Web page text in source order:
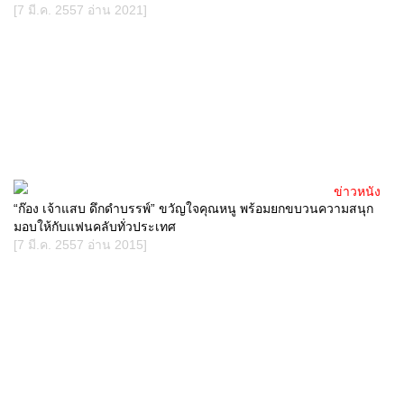
[7 มี.ค. 2557 อ่าน 2021]
“ก๊อง เจ้าแสบ ดึกดำบรรพ์” ขวัญใจคุณหนู พร้อมยกขบวนความสนุก
มอบให้กับแฟนคลับทั่วประเทศ
[7 มี.ค. 2557 อ่าน 2015]
ข่าวหนัง